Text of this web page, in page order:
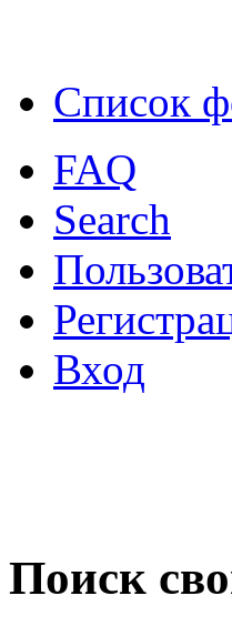
Список
FAQ
Search
Вход
Поиск